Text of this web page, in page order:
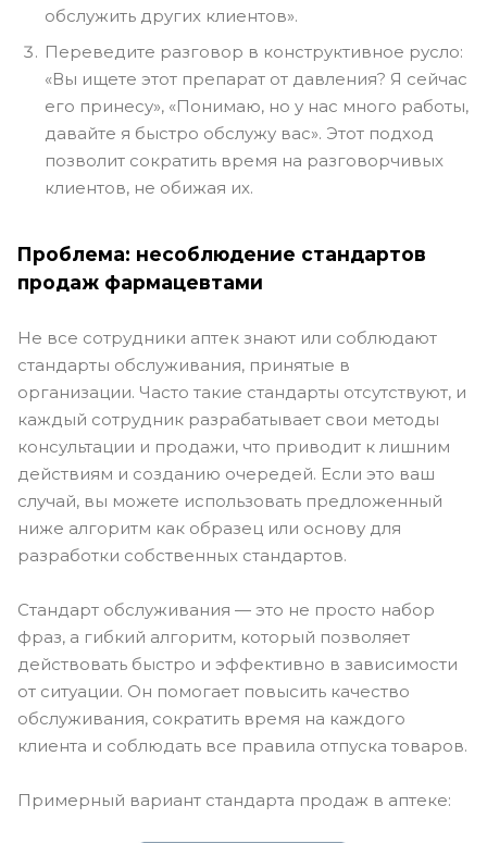
обслужить других клиентов».
Переведите разговор в конструктивное русло:
«Вы ищете этот препарат от давления? Я сейчас
его принесу», «Понимаю, но у нас много работы,
давайте я быстро обслужу вас». Этот подход
позволит сократить время на разговорчивых
клиентов, не обижая их.
Проблема: несоблюдение стандартов
продаж фармацевтами
Не все сотрудники аптек знают или соблюдают
стандарты обслуживания, принятые в
организации. Часто такие стандарты отсутствуют, и
каждый сотрудник разрабатывает свои методы
консультации и продажи, что приводит к лишним
действиям и созданию очередей. Если это ваш
случай, вы можете использовать предложенный
ниже алгоритм как образец или основу для
разработки собственных стандартов.
Стандарт обслуживания — это не просто набор
фраз, а гибкий алгоритм, который позволяет
действовать быстро и эффективно в зависимости
от ситуации. Он помогает повысить качество
обслуживания, сократить время на каждого
клиента и соблюдать все правила отпуска товаров.
Примерный вариант стандарта продаж в аптеке: